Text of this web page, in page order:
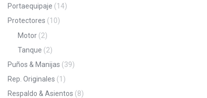
Portaequipaje (14)
Protectores (10)
Motor (2)
Tanque (2)
Puños & Manijas (39)
Rep. Originales (1)
Respaldo & Asientos (8)